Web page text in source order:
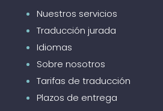
Nuestros servicios
Traducción jurada
Idiomas
Sobre nosotros
Tarifas de traducción
Plazos de entrega